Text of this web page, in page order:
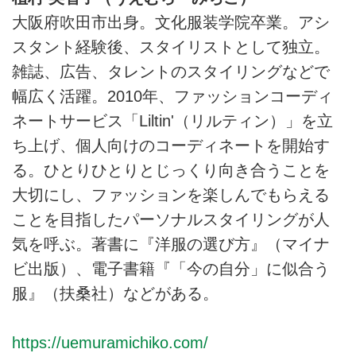
大阪府吹田市出身。文化服装学院卒業。アシ
スタント経験後、スタイリストとして独立。
雑誌、広告、タレントのスタイリングなどで
幅広く活躍。2010年、ファッションコーディ
ネートサービス「Liltin'（リルティン）」を立
ち上げ、個人向けのコーディネートを開始す
る。ひとりひとりとじっくり向き合うことを
大切にし、ファッションを楽しんでもらえる
ことを目指したパーソナルスタイリングが人
気を呼ぶ。著書に『洋服の選び方』（マイナ
ビ出版）、電子書籍『「今の自分」に似合う
服』（扶桑社）などがある。
https://uemuramichiko.com/